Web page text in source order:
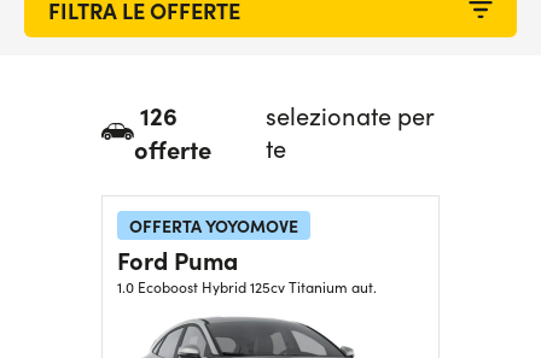
126
offerte
selezionate per
te
OFFERTA YOYOMOVE
Ford Puma
1.0 Ecoboost Hybrid 125cv Titanium aut.